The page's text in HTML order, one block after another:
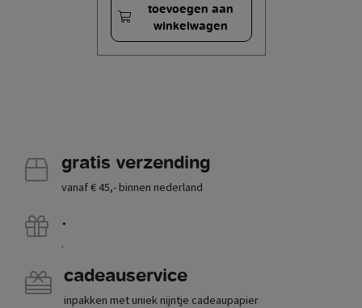
toevoegen aan
winkelwagen
gratis verzending
vanaf € 45,- binnen nederland
.
.
cadeauservice
inpakken met uniek nijntje cadeaupapier